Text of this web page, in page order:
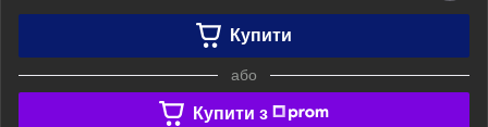
Купити
або
Купити з